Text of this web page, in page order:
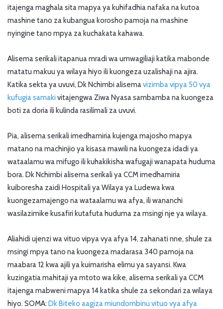
itajenga maghala sita mapya ya kuhifadhia nafaka na kutoa
mashine tano za kubangua korosho pamoja na mashine
nyingine tano mpya za kuchakata kahawa.
Alisema serikali itapanua mradi wa umwagiliaji katika mabonde
matatu makuu ya wilaya hiyo ili kuongeza uzalishaji na ajira.
Katika sekta ya uvuvi, Dk Nchimbi alisemavizimba vipya 50 vya
kufugia samaki vitajengwa Ziwa Nyasa sambamba na kuongeza
boti za doria ili kulinda rasilimali za uvuvi.
Pia, alisema serikali imedhamiria kujenga majosho mapya
matano na machinjio ya kisasa mawili na kuongeza idadi ya
wataalamu wa mifugo ili kuhakikisha wafugaji wanapata huduma
bora. Dk Nchimbi alisema serikali ya CCM imedhamiria
kuiboresha zaidi Hospitali ya Wilaya ya Ludewa kwa
kuongezamajengo na wataalamu wa afya, ili wananchi
wasilazimike kusafiri kutafuta huduma za msingi nje ya wilaya.
Aliahidi ujenzi wa vituo vipya vya afya 14, zahanati nne, shule za
msingi mpya tano na kuongeza madarasa 340 pamoja na
maabara 12 kwa ajili ya kuimarisha elimu ya sayansi. Kwa
kuzingatia mahitaji ya mtoto wa kike, alisema serikali ya CCM
itajenga mabweni mapya 14 katika shule za sekondari za wilaya
hiyo. SOMA: Dk Biteko aagiza miundombinu vituo vya afya